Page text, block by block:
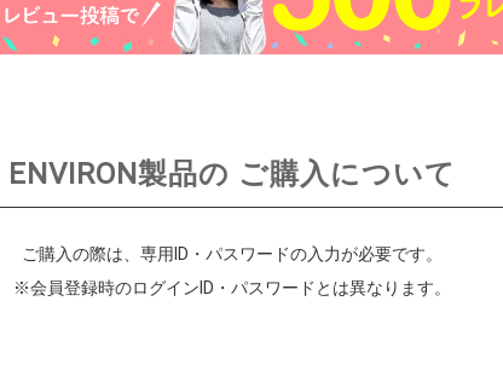
ENVIRON製品の ご購入について
ご購入の際は、専用ID・パスワードの入力が必要です。
※会員登録時のログインID・パスワードとは異なります。